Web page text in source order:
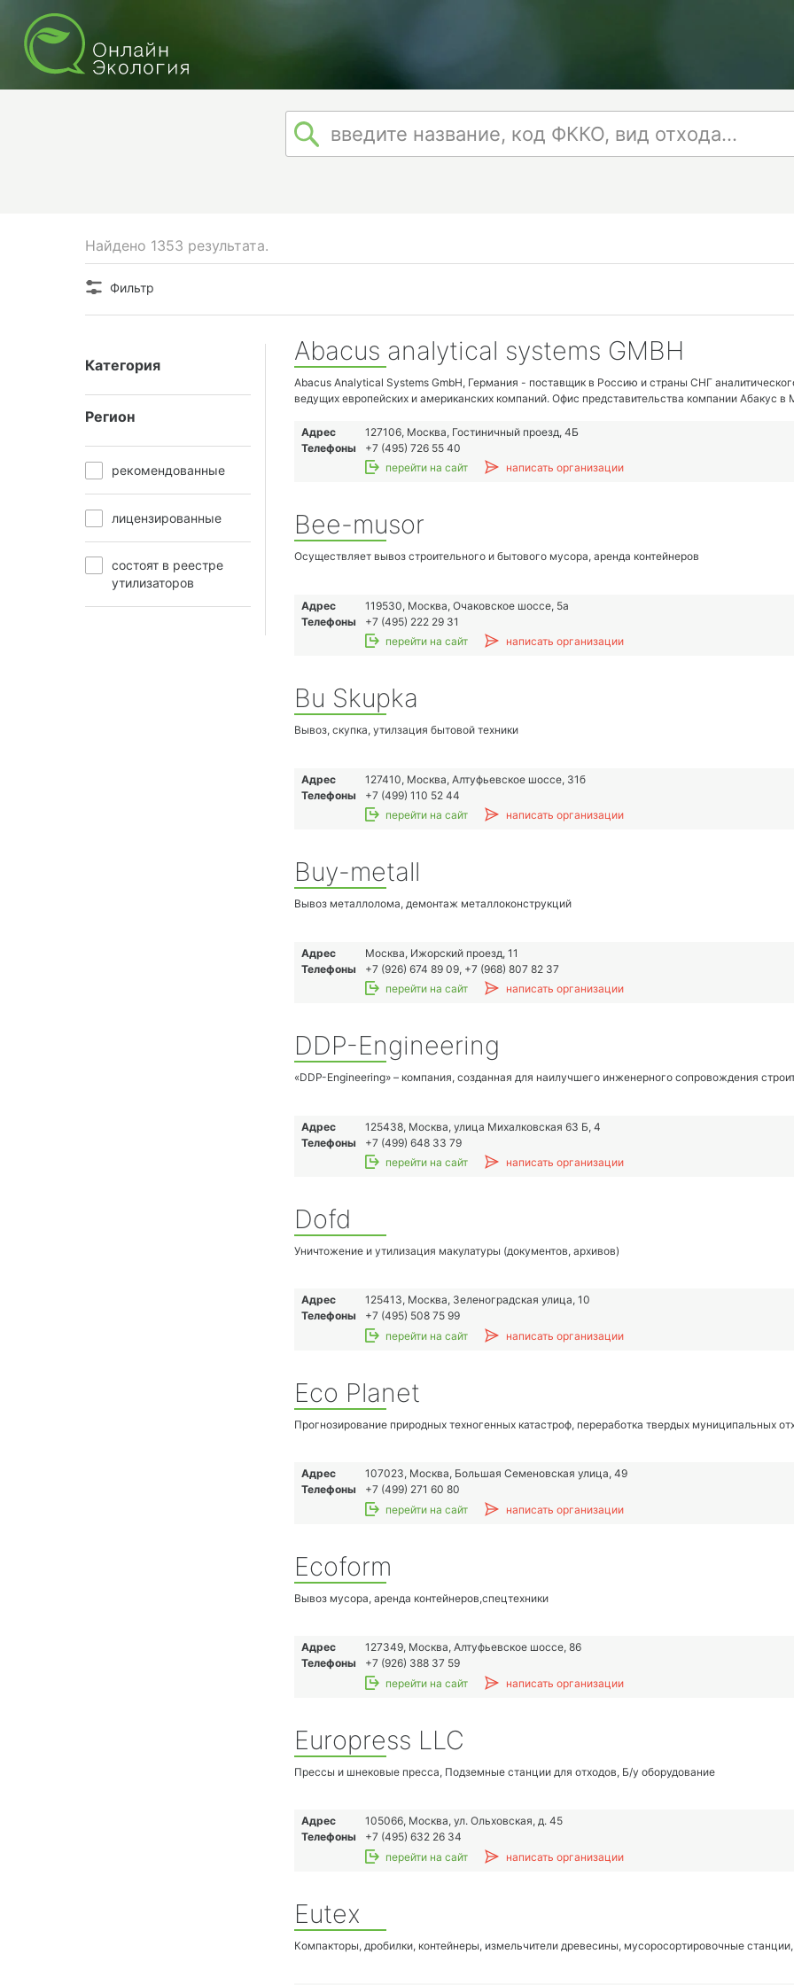
Найдено 1353 результата.
Фильтр
Категория
Регион
рекомендованные
лицензированные
состоят в реестре
утилизаторов
Abacus analytical systems GMBH
Abacus Analytical Systems GmbH, Германия - поставщик в Россию и страны СНГ
ведущих европейских и американских компаний. Офис представительства компании Абакус
• Более 20 лет на рынке России
• Проверенная годами репутация
• Только самое надежное оборудование от ведущих мировых производителей
• Полноценная поддержка пользователей оборудования вне зависимости от давности его
• Техническая и методическая поддержка
• Проектные решения
Виды оборудования
Адрес
127106, Москва, Гостиничный проезд, 4Б
Телефоны
+7 (495) 726 55 40
перейти на сайт
написать организации
Bee-musor
Осуществляет вывоз строительного и бытового мусора, аренда контейнеров
Адрес
119530, Москва, Очаковское шоссе, 5а
Телефоны
+7 (495) 222 29 31
перейти на сайт
написать организации
Bu Skupka
Вывоз, скупка, утилзация бытовой техники
Адрес
127410, Москва, Алтуфьевское шоссе, 31б
Телефоны
+7 (499) 110 52 44
перейти на сайт
написать организации
Buy-metall
Вывоз металлолома, демонтаж металлоконструкций
Адрес
Москва, Ижорский проезд, 11
Телефоны
+7 (926) 674 89 09, +7 (968) 807 82 37
перейти на сайт
написать организации
DDP-Engineering
«DDP-Engineering» – компания, созданная для наилучшего инженерного сопровождения
Адрес
125438, Москва, улица Михалковская 63 Б, 4
Телефоны
+7 (499) 648 33 79
перейти на сайт
написать организации
Dofd
Уничтожение и утилизация макулатуры (документов, архивов)
Адрес
125413, Москва, Зеленоградская улица, 10
Телефоны
+7 (495) 508 75 99
перейти на сайт
написать организации
Eco Planet
Прогнозирование природных техногенных катастроф, переработка твердых муниципальных
Адрес
107023, Москва, Большая Семеновская улица, 49
Телефоны
+7 (499) 271 60 80
перейти на сайт
написать организации
Ecoform
Вывоз мусора, аренда контейнеров,спецтехники
Адрес
127349, Москва, Алтуфьевское шоссе, 86
Телефоны
+7 (926) 388 37 59
перейти на сайт
написать организации
Europress LLC
Прессы и шнековые пресса, Подземные станции для отходов, Б/у оборудование
Адрес
105066, Москва, ул. Ольховская, д. 45
Телефоны
+7 (495) 632 26 34
перейти на сайт
написать организации
Eutex
Компакторы, дробилки, контейнеры, измельчители древесины, мусоросортировочные